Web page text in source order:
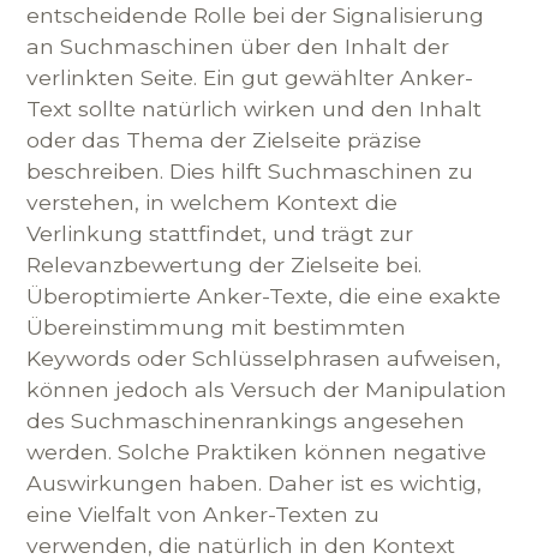
entscheidende Rolle bei der Signalisierung
an Suchmaschinen über den Inhalt der
verlinkten Seite. Ein gut gewählter Anker-
Text sollte natürlich wirken und den Inhalt
oder das Thema der Zielseite präzise
beschreiben. Dies hilft Suchmaschinen zu
verstehen, in welchem Kontext die
Verlinkung stattfindet, und trägt zur
Relevanzbewertung der Zielseite bei.
Überoptimierte Anker-Texte, die eine exakte
Übereinstimmung mit bestimmten
Keywords oder Schlüsselphrasen aufweisen,
können jedoch als Versuch der Manipulation
des Suchmaschinenrankings angesehen
werden. Solche Praktiken können negative
Auswirkungen haben. Daher ist es wichtig,
eine Vielfalt von Anker-Texten zu
verwenden, die natürlich in den Kontext